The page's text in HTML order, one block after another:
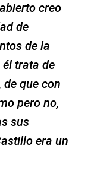
creo
de
de la
trata de
que con
pero no,
sus
era un